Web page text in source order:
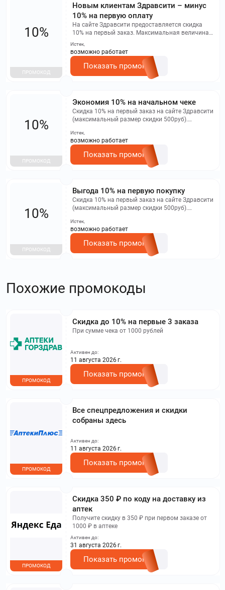
Новым клиентам Здравсити – минус
10% на первую оплату
На сайте Здравсити предоставляется скидка
10% на первый заказ. Максимальная величина
скидки - 500 рублей. Промокод не действует в
мобильном приложении и не распространяется
на бронирование заказов.
10%
ПРОМОКОД
Истек,
возможно работает
Показать промокод
Экономия 10% на начальном чеке
Скидка 10% на первый заказ на сайте Здравсити
(максимальный размер скидки 500руб).
приложении, а также на заказы бронирования.
10%
ПРОМОКОД
Истек,
возможно работает
Показать промокод
Выгода 10% на первую покупку
Скидка 10% на первый заказ на сайте Здравсити
(максимальный размер скидки 500руб).
приложении, а также на заказы бронирования.
10%
ПРОМОКОД
Истек,
возможно работает
Показать промокод
Похожие промокоды
Скидка до 10% на первые 3 заказа
При сумме чека от 1000 рублей
ПРОМОКОД
Активен до:
11 августа 2026 г.
Показать промокод
Все спецпредложения и скидки
собраны здесь
ПРОМОКОД
Активен до:
11 августа 2026 г.
Показать промокод
​Скидка 350 ₽ по коду на доставку из
аптек
Получите скидку в 350 ₽ при первом заказе от
1000 ₽ в аптеке
ПРОМОКОД
Активен до:
31 августа 2026 г.
Показать промокод